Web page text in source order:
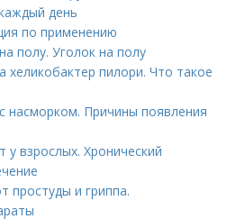
день
по применению
полу. Уголок на полу
хеликобактер пилори. Что такое
насморком. Причины появления
у взрослых. Хронический
простуды и гриппа.